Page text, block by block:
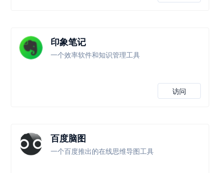
印象笔记
一个效率软件和知识管理工具
访问
百度脑图
一个百度推出的在线思维导图工具